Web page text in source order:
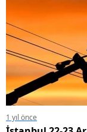
1 yıl önce